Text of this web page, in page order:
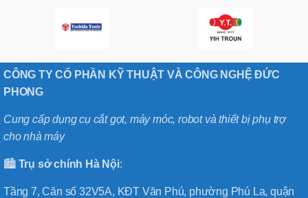
CÔNG TY CỔ PHẦN KỸ THUẬT VÀ CÔNG NGHỆ ĐỨC
PHONG
Cung cấp dụng cụ cắt gọt, máy móc, robot và thiết bị phụ trợ
cho nhà máy
🏙️ Trụ sở chính Hà Nội:
Tầng 7, Căn số 32V5A, KĐT Văn Phú, phường Phú La, quận